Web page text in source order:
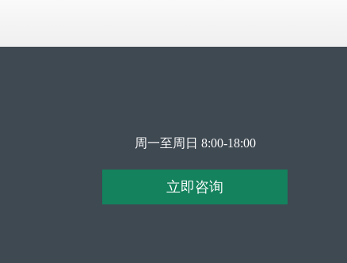
周一至周日 8:00-18:00
立即咨询